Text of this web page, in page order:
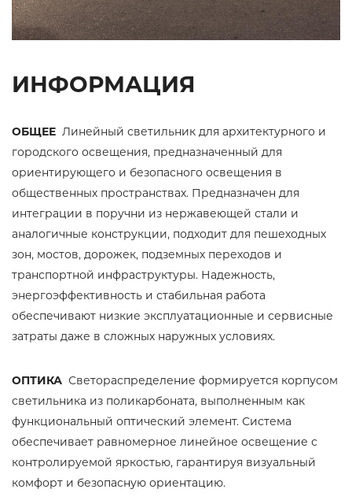
ИНФОРМАЦИЯ
ОБЩЕЕ Линейный светильник для архитектурного и
городского освещения, предназначенный для
ориентирующего и безопасного освещения в
общественных пространствах. Предназначен для
интеграции в поручни из нержавеющей стали и
аналогичные конструкции, подходит для пешеходных
зон, мостов, дорожек, подземных переходов и
транспортной инфраструктуры. Надежность,
энергоэффективность и стабильная работа
обеспечивают низкие эксплуатационные и сервисные
затраты даже в сложных наружных условиях.
ОПТИКА Светораспределение формируется корпусом
светильника из поликарбоната, выполненным как
функциональный оптический элемент. Система
обеспечивает равномерное линейное освещение с
контролируемой яркостью, гарантируя визуальный
комфорт и безопасную ориентацию.